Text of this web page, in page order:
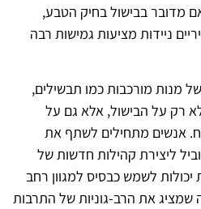
אם מדובר בבישול בחיק הטבע,
ניידות מציעות גמישות רבה
מנות מורכבות כמו תבשילים,
רק על הבישול, אלא גם על
אנשים מתחילים לשתף את
ליצירת קהילות חדשות של
יכולות לשמש כבסיס למגוון רחב
שמציג את הרב-גוניות של התרבות